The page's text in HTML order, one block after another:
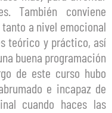
También conviene
a nivel emocional
teórico y práctico, así
buena programación
de este curso hubo
e incapaz de
cuando haces las